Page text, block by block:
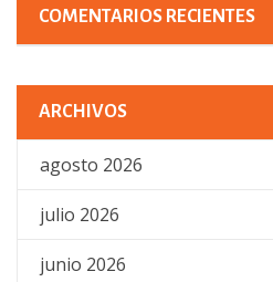
COMENTARIOS RECIENTES
ARCHIVOS
agosto 2026
julio 2026
junio 2026